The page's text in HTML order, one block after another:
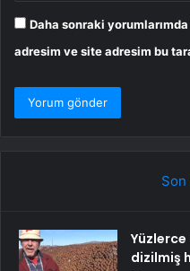
Daha sonraki
adresim ve site adresim bu
Son
dizilmiş